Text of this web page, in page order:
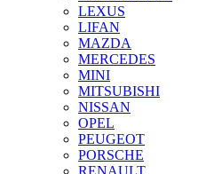
LEXUS
LIFAN
MAZDA
MERCEDES
MINI
MITSUBISHI
NISSAN
OPEL
PEUGEOT
PORSCHE
RENAULT